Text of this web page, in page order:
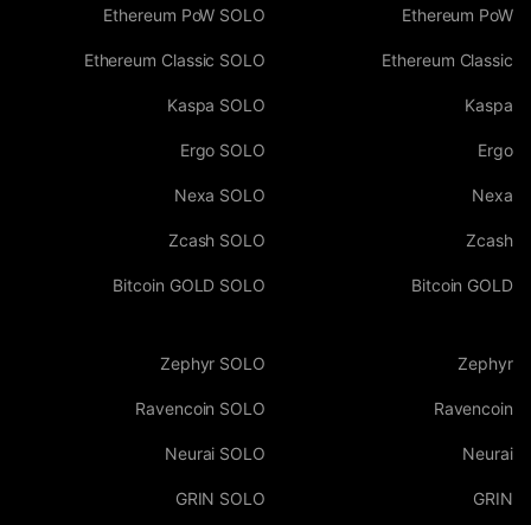
Ethereum PoW
Ethereum Classic
Kaspa
Ergo
Nexa
Zcash
Bitcoin GOLD
Ethereum PoW SOLO
Ethereum Classic SOLO
Kaspa SOLO
Ergo SOLO
Nexa SOLO
Zcash SOLO
Bitcoin GOLD SOLO
Zephyr
Ravencoin
Neurai
GRIN
Zephyr SOLO
Ravencoin SOLO
Neurai SOLO
GRIN SOLO